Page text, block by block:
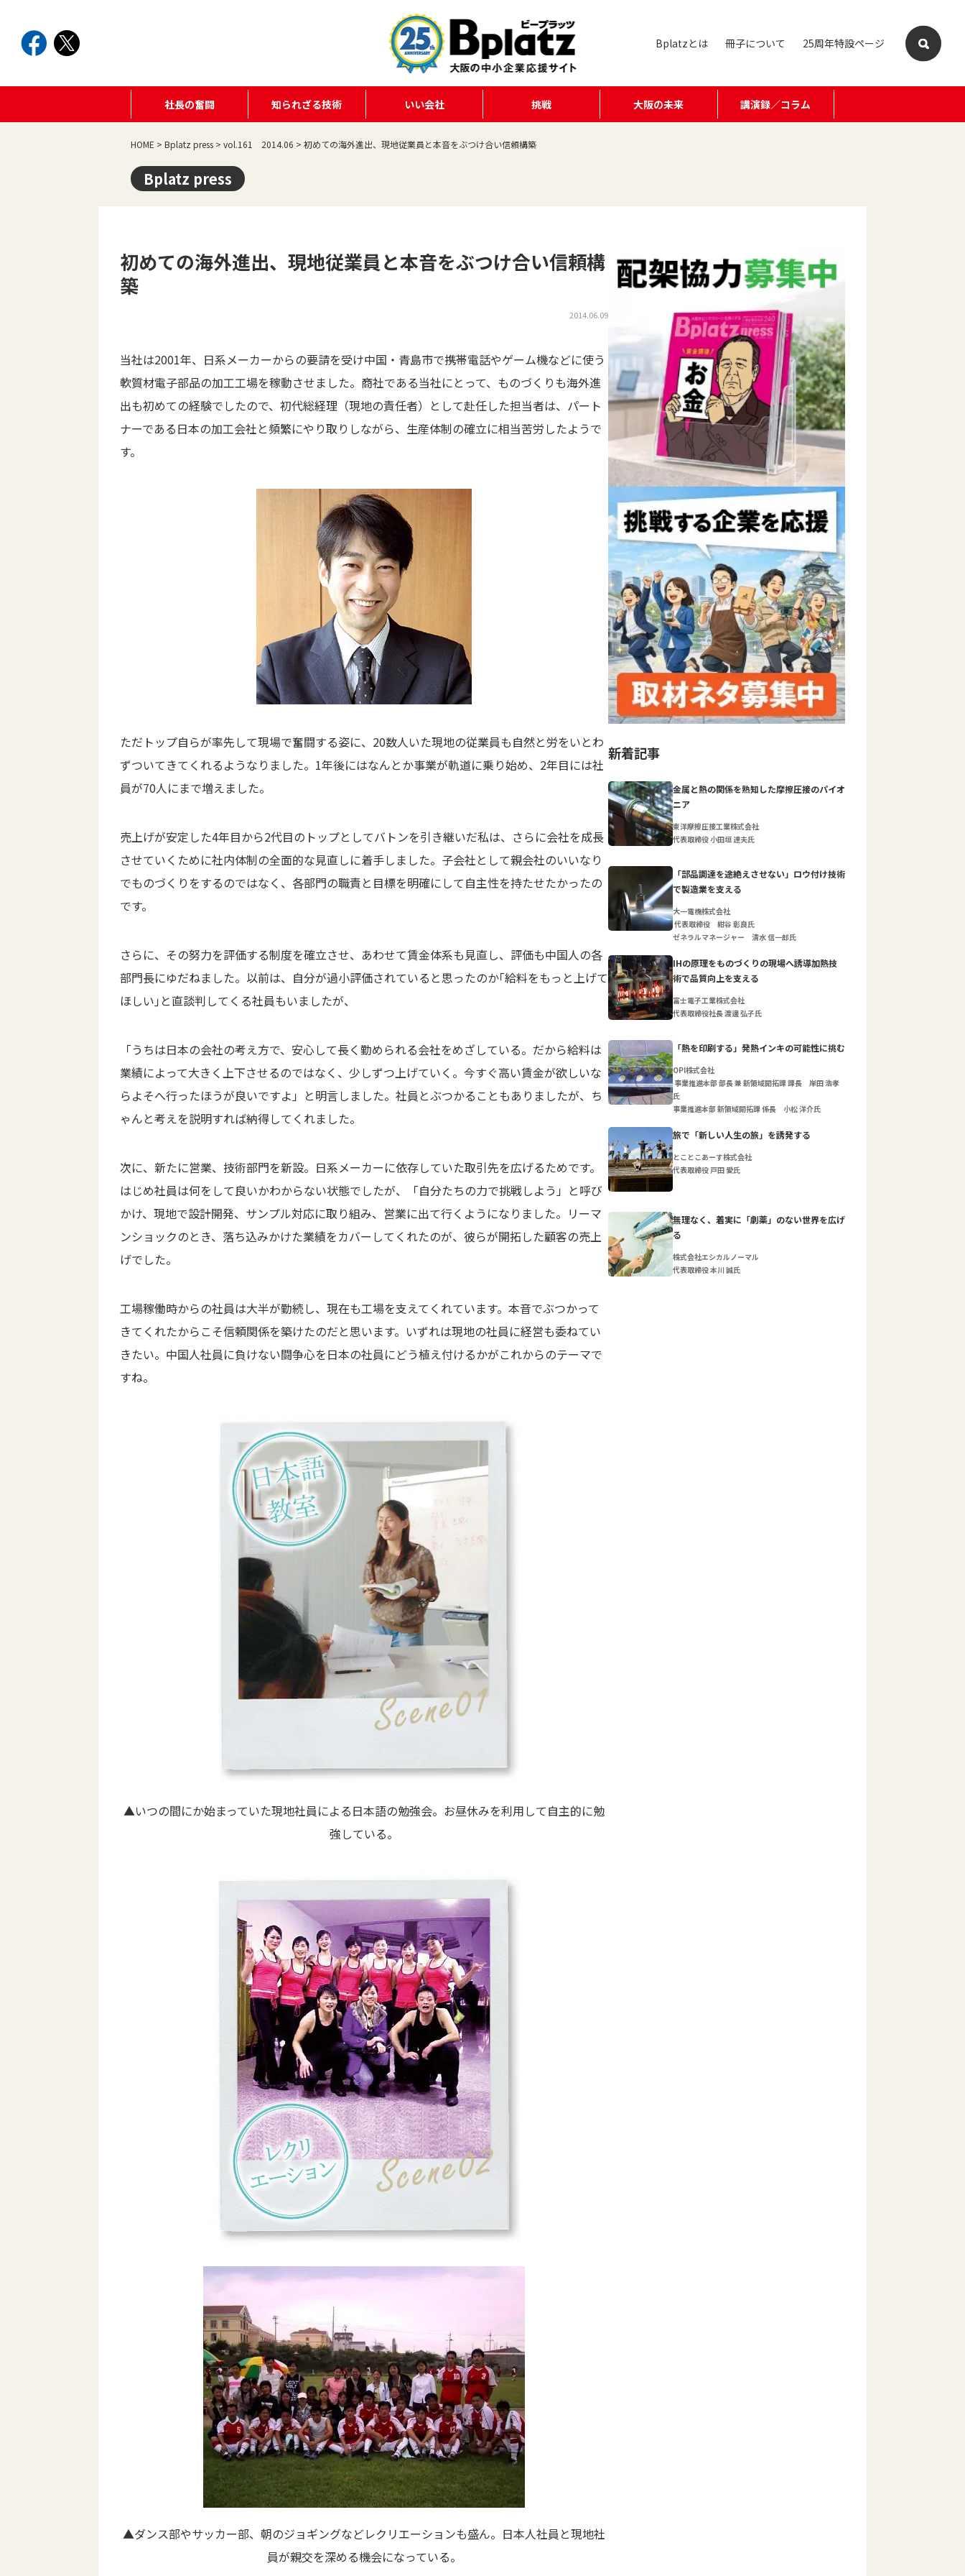
Bplatzとは 冊子について 25周年特設ページ
社長の奮闘 知られざる技術 いい会社 挑戦 大阪の未来 講演録／コラム
HOME > Bplatz press > vol.161 2014.06 > 初めての海外進出、現地従業員と本音をぶつけ合い信頼構築
Bplatz press
初めての海外進出、現地従業員と本音をぶつけ合い信頼構
築
2014.06.09
当社は2001年、日系メーカーからの要請を受け中国・青島市で携帯電話やゲーム機などに使う
軟質材電子部品の加工工場を稼動させました。商社である当社にとって、ものづくりも海外進
出も初めての経験でしたので、初代総経理（現地の責任者）として赴任した担当者は、パート
ナーである日本の加工会社と頻繁にやり取りしながら、生産体制の確立に相当苦労したようで
す。
ただトップ自らが率先して現場で奮闘する姿に、20数人いた現地の従業員も自然と労をいとわ
ずついてきてくれるようなりました。1年後にはなんとか事業が軌道に乗り始め、2年目には社
員が70人にまで増えました。
売上げが安定した4年目から2代目のトップとしてバトンを引き継いだ私は、さらに会社を成長
させていくために社内体制の全面的な見直しに着手しました。子会社として親会社のいいなり
でものづくりをするのではなく、各部門の職責と目標を明確にして自主性を持たせたかったの
です。
さらに、その努力を評価する制度を確立させ、あわせて賃金体系も見直し、評価も中国人の各
部門長にゆだねました。以前は、自分が過小評価されていると思ったのか｢給料をもっと上げて
ほしい｣と直談判してくる社員もいましたが、
「うちは日本の会社の考え方で、安心して長く勤められる会社をめざしている。だから給料は
業績によって大きく上下させるのではなく、少しずつ上げていく。今すぐ高い賃金が欲しいな
らよそへ行ったほうが良いですよ」と明言しました。社員とぶつかることもありましたが、ち
ゃんと考えを説明すれば納得してくれました。
次に、新たに営業、技術部門を新設。日系メーカーに依存していた取引先を広げるためです。
はじめ社員は何をして良いかわからない状態でしたが、「自分たちの力で挑戦しよう」と呼び
かけ、現地で設計開発、サンプル対応に取り組み、営業に出て行くようになりました。リーマ
ンショックのとき、落ち込みかけた業績をカバーしてくれたのが、彼らが開拓した顧客の売上
げでした。
工場稼働時からの社員は大半が勤続し、現在も工場を支えてくれています。本音でぶつかって
きてくれたからこそ信頼関係を築けたのだと思います。いずれは現地の社員に経営も委ねてい
きたい。中国人社員に負けない闘争心を日本の社員にどう植え付けるかがこれからのテーマで
すね。
▲いつの間にか始まっていた現地社員による日本語の勉強会。お昼休みを利用して自主的に勉
強している。
▲ダンス部やサッカー部、朝のジョギングなどレクリエーションも盛ん。日本人社員と現地社
員が親交を深める機会になっている。
新着記事
金属と熱の関係を熟知した摩擦圧接のパイオ
ニア
東洋摩擦圧接工業株式会社
代表取締役 小田垣 達夫氏
「部品調達を途絶えさせない」ロウ付け技術
で製造業を支える
大一電機株式会社
代表取締役 紺谷 彰良氏
ゼネラルマネージャー 清水 信一郎氏
IHの原理をものづくりの現場へ誘導加熱技
術で品質向上を支える
富士電子工業株式会社
代表取締役社長 渡邊 弘子氏
「熱を印刷する」発熱インキの可能性に挑む
OPI株式会社
事業推進本部 部長 兼 新領域開拓課 課長 岸田 浩孝
氏
事業推進本部 新領域開拓課 係長 小松 洋介氏
旅で「新しい人生の旅」を誘発する
とことこあーす株式会社
代表取締役 戸田 愛氏
無理なく、着実に「劇薬」のない世界を広げ
る
株式会社エシカルノーマル
代表取締役 本川 誠氏